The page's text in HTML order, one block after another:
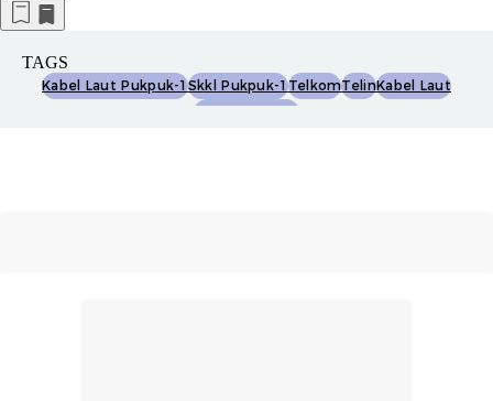
TAGS
Kabel Laut Pukpuk-1Skkl Pukpuk-1TelkomTelinKabel Laut